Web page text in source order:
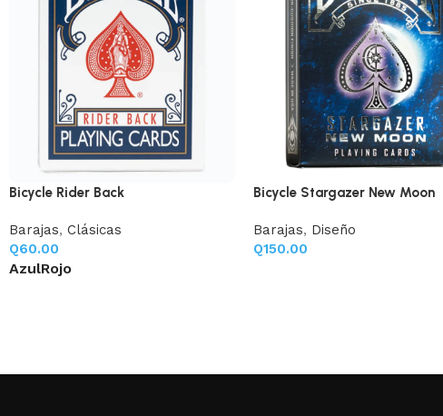
Bicycle Rider Back
Barajas, Clásicas
Q60.00
AzulRojo
Bicycle Stargazer New Moon
Barajas, Diseño
Q150.00